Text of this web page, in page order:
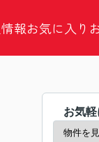
報お気に入り
お気